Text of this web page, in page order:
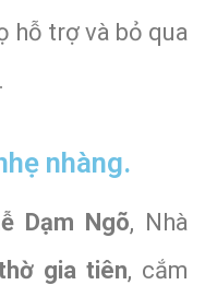
hỗ trợ và bỏ qua
nhàng.
Dạm Ngõ, Nhà
gia tiên, cắm